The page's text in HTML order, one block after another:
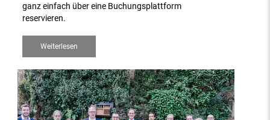
ganz einfach über eine Buchungsplattform
reservieren.
Weiterlesen